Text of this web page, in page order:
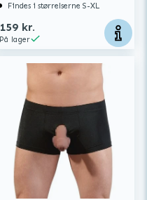
Findes i størrelserne S-XL
159 kr.
På lager